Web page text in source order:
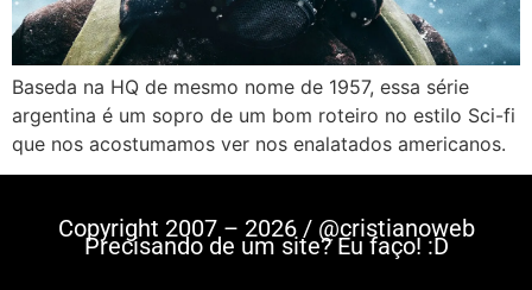
Baseda na HQ de mesmo nome de 1957, essa série
argentina é um sopro de um bom roteiro no estilo Sci-fi
que nos acostumamos ver nos enalatados americanos.
Copyright 2007 – 2026 / @cristianoweb
Precisando de um site? Eu faço! :D